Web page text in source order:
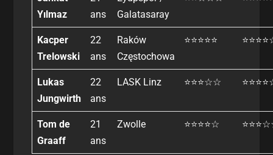
Yılmaz
ans
Galatasaray
Kacper
Trelowski
22
ans
Raków
Częstochowa
⭐⭐⭐⭐⭐
Lukas
Jungwirth
22
ans
LASK Linz ⭐⭐⭐☆☆
Tom de
Graaff
21
ans
Zwolle ⭐⭐⭐⭐☆